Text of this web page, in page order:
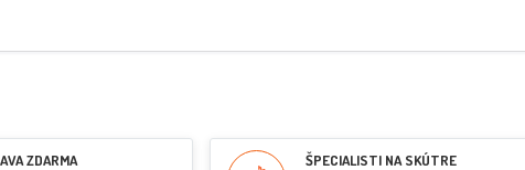
ZDARMA ŠPECIALISTI NA SKÚTRE